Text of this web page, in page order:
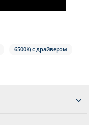
6500K) с драйвером